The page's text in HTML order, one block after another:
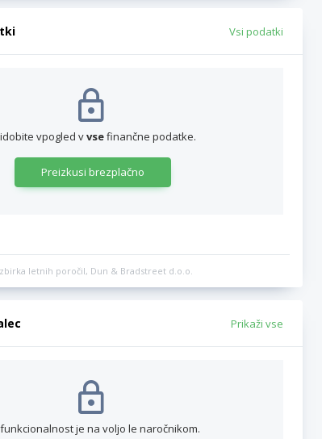
Vsi podatki
vpogled vvsefinančne podatke.
Preizkusi brezplačno
zbirka letnih poročil, Dun & Bradstreet d.o.o.
Prikaži vse
je na voljo le naročnikom.